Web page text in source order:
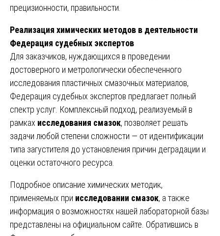
прецизионности, правильности.
Реализация химических методов в деятельности
Федерация судебных экспертов
Для заказчиков, нуждающихся в проведении
достоверного и метрологически обеспеченного
исследования пластичных смазочных материалов,
Федерация судебных экспертов предлагает полный
спектр услуг. Комплексный подход, реализуемый в
рамках исследования смазок, позволяет решать
задачи любой степени сложности — от идентификации
типа загустителя до установления причин деградации и
оценки остаточного ресурса.
Подробное описание химических методик,
применяемых при исследовании смазок, а также
информация о возможностях нашей лабораторной базы
представлены на официальном сайте. Обратившись в